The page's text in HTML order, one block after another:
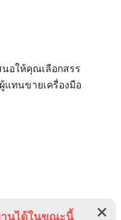
อให้คุณเลือกสรร
แทนขายเครื่องมือ
านได้ในขณะนี้